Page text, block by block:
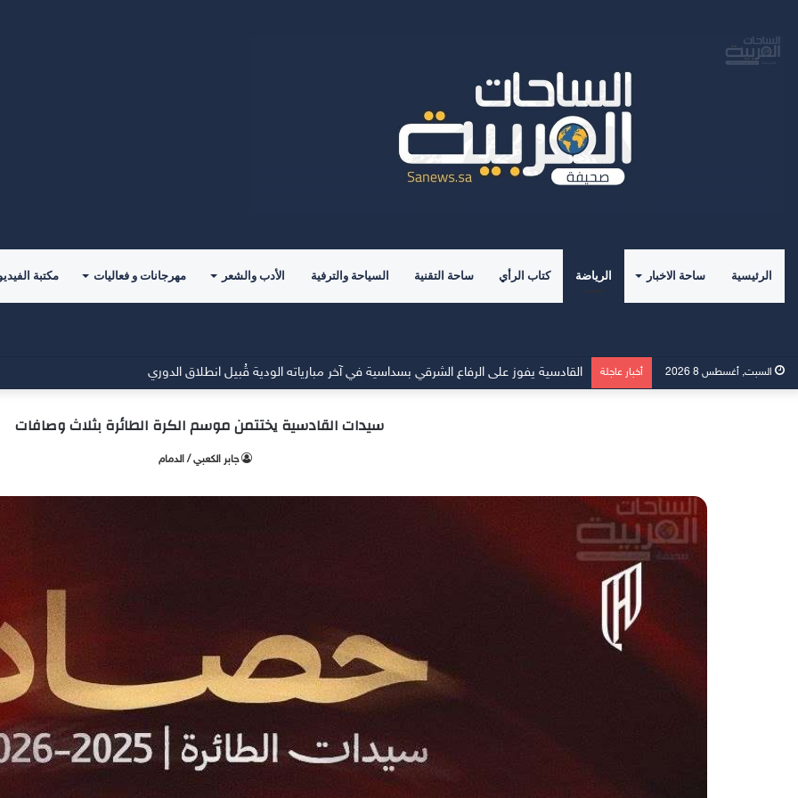
الرئيسية ساحة الاخبار الرياضة كتاب الرأي ساحة التقنية السياحة والترفية الأدب والشعر مهرجانات و فعاليات مكتبة
السبت, أغسطس 8 2026 أخبار عاجلة الهلال يفتتح مركز الماجدية الرياضي.. مقرًا جديدًا للفريق الأول
سيدات القادسية يختتمن موسم الكرة الطائرة بثلاث وصافات
جابر الكعبي / الدمام